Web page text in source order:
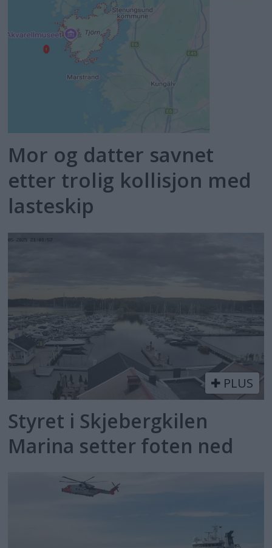
Mor og datter savnet
etter trolig kollisjon med
lasteskip
PLUS
Styret i Skjebergkilen
Marina setter foten ned